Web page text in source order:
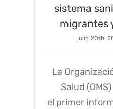
sistema
migrantes
julio 20th,
La
Salud
el primer